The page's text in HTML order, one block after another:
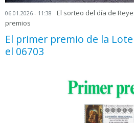
06.01.2026 - 11:38
El sorteo del día de
premios
El primer premio de la
el 06703